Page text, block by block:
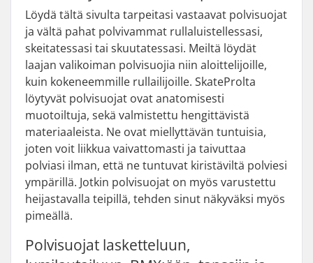
Löydä tältä sivulta tarpeitasi vastaavat polvisuojat
ja vältä pahat polvivammat rullaluistellessasi,
skeitatessasi tai skuutatessasi. Meiltä löydät
laajan valikoiman polvisuojia niin aloittelijoille,
kuin kokeneemmille rullailijoille. SkateProlta
löytyvät polvisuojat ovat anatomisesti
muotoiltuja, sekä valmistettu hengittävistä
materiaaleista. Ne ovat miellyttävän tuntuisia,
joten voit liikkua vaivattomasti ja taivuttaa
polviasi ilman, että ne tuntuvat kiristäviltä polviesi
ympärillä. Jotkin polvisuojat on myös varustettu
heijastavalla teipillä, tehden sinut näkyväksi myös
pimeällä.
Polvisuojat lasketteluun,